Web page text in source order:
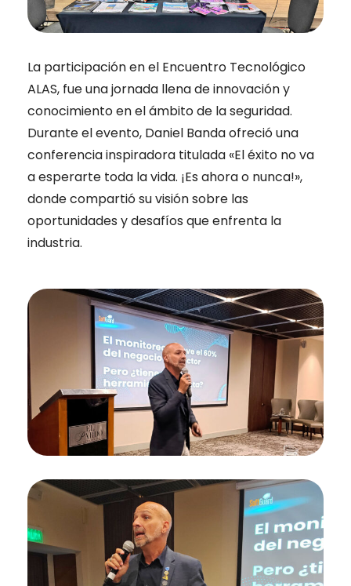
La participación en el Encuentro Tecnológico
ALAS, fue una jornada llena de innovación y
conocimiento en el ámbito de la seguridad.
Durante el evento, Daniel Banda ofreció una
conferencia inspiradora titulada «El éxito no va
a esperarte toda la vida. ¡Es ahora o nunca!»,
donde compartió su visión sobre las
oportunidades y desafíos que enfrenta la
industria.